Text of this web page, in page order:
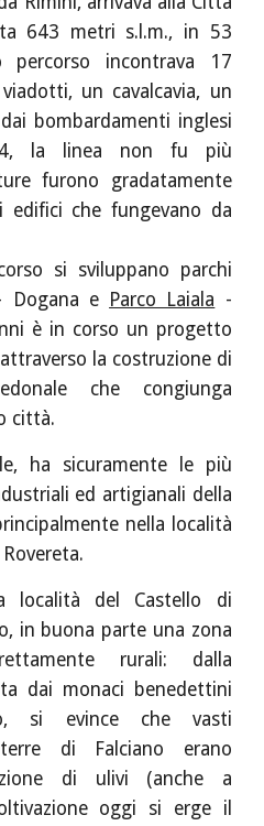
643 metri s.l.m., in 53
incontrava 17
un cavalcavia, un
bombardamenti inglesi
la linea non fu più
furono gradatamente
edifici che fungevano da
si sviluppano parchi
Dogana e Parco Laiala -
è in corso un progetto
la costruzione di
che congiunga
città.
ha sicuramente le più
ed artigianali della
nella località
località del Castello di
in buona parte una zona
rurali: dalla
dai monaci benedettini
si evince che vasti
di Falciano erano
di ulivi (anche a
oggi si erge il